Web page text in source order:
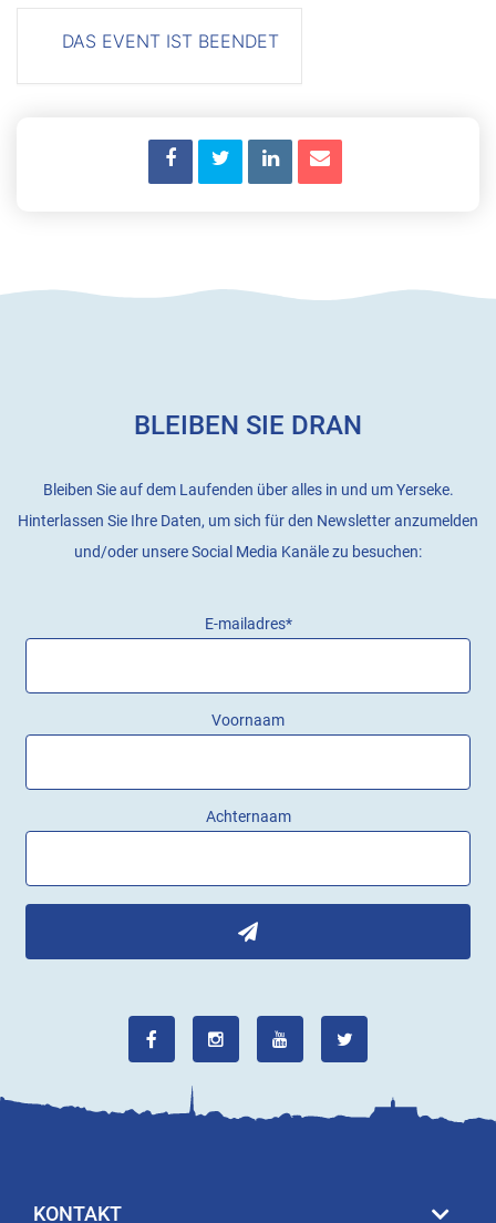
DAS EVENT IST BEENDET
BLEIBEN SIE DRAN
Bleiben Sie auf dem Laufenden über alles in und um Yerseke.
Hinterlassen Sie Ihre Daten, um sich für den Newsletter anzumelden
und/oder unsere Social Media Kanäle zu besuchen:
E-mailadres*
Voornaam
Achternaam
KONTAKT